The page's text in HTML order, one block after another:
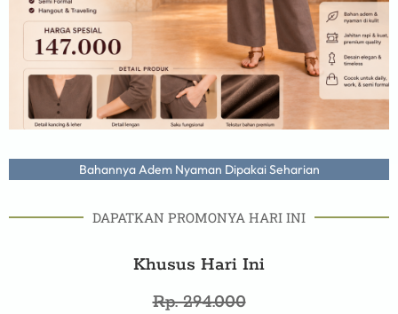
Bahannya Adem Nyaman Dipakai Seharian
DAPATKAN PROMONYA HARI INI
Khusus Hari Ini
Rp. 294.000